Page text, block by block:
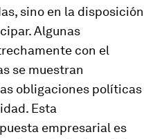
sino en la disposición
Algunas
con el
se muestran
obligaciones políticas
Esta
empresarial es